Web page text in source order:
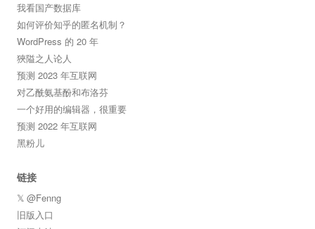
我看国产数据库
如何评价知乎的匿名机制？
WordPress 的 20 年
狹隘之人论人
预测 2023 年互联网
对乙酰氨基酚和布洛芬
一个好用的编辑器，很重要
预测 2022 年互联网
黑粉儿
链接
𝕏 @Fenng
旧版入口